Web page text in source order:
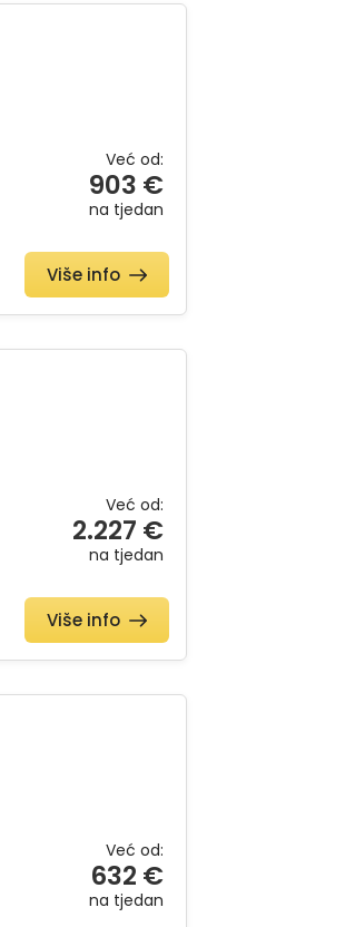
Već od:
903 €
na tjedan
Više info
Već od:
2.227 €
na tjedan
Više info
Već od:
632 €
na tjedan